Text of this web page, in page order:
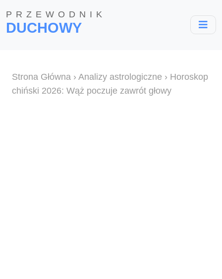
PRZEWODNIK
DUCHOWY
Strona Główna › Analizy astrologiczne › Horoskop
chiński 2026: Wąż poczuje zawrót głowy